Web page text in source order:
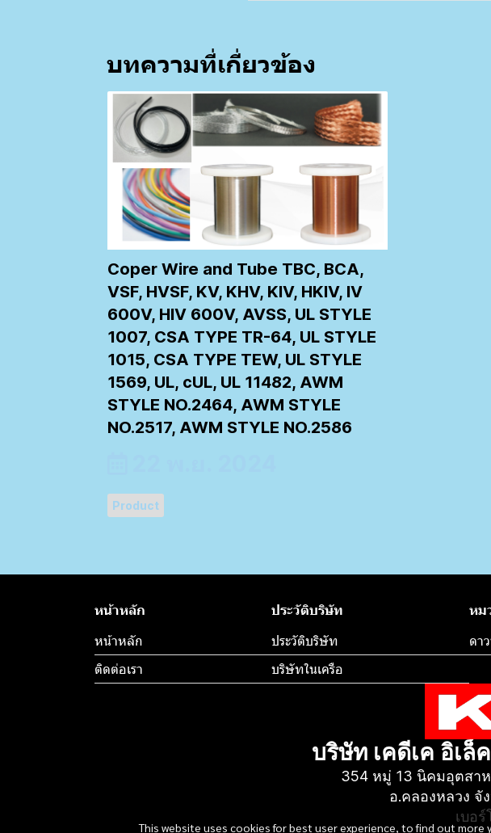
บทความที่เกี่ยวข้อง
Coper Wire and Tube TBC, BCA,
VSF, HVSF, KV, KHV, KIV, HKIV, IV
600V, HIV 600V, AVSS, UL STYLE
1007, CSA TYPE TR-64, UL STYLE
1015, CSA TYPE TEW, UL STYLE
1569, UL, cUL, UL 11482, AWM
STYLE NO.2464, AWM STYLE
NO.2517, AWM STYLE NO.2586
Product
This website uses cookies for best user experience, to find out more
หน้าหลัก
หน้าหลัก
ติดต่อเรา
ประวัติบริษัท
ประวัติบริษัท
บริษัทในเครือ
หม
ดา
บริษัท เคดีเค อิเล็
354 หมู่ 13 นิคมอุตสา
อ.คลองหลวง จั
เบอ